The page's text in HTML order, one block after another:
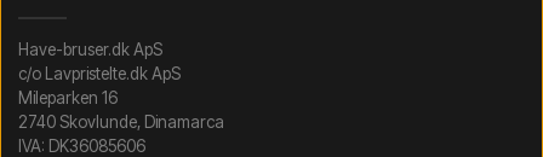
Have-bruser.dk ApS
c/o Lavpristelte.dk ApS
Mileparken 16
2740 Skovlunde, Dinamarca
IVA: DK36085606